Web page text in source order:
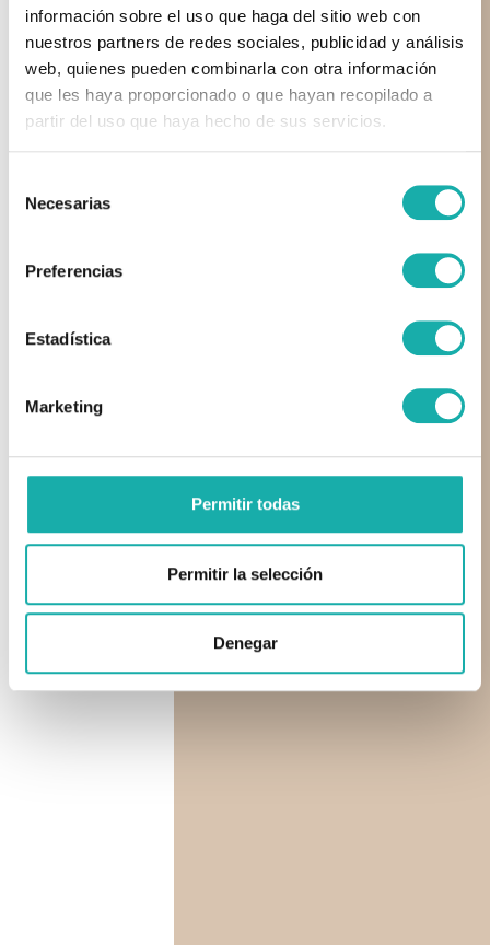
información sobre el uso que haga del sitio web con
nuestros partners de redes sociales, publicidad y análisis
web, quienes pueden combinarla con otra información
que les haya proporcionado o que hayan recopilado a
partir del uso que haya hecho de sus servicios.
Necesarias
Preferencias
Estadística
Marketing
Permitir todas
Permitir la selección
Denegar